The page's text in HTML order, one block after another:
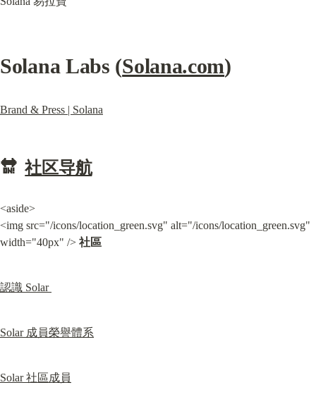
Solana Labs (Solana.com)
Brand & Press | Solana
🔛 社区导航
<aside>
<img src="/icons/location_green.svg" alt="/icons/location_green.svg"
width="40px" /> 社區
認識 Solar
Solar 成員榮譽體系
Solar 社區成員